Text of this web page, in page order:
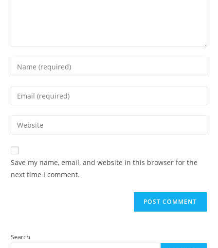
Enter
your
name
comment
Enter
your
email
address
comment
Enter
your
website
URL
(optional)
Save my name, email, and website in this browser for the
next time I comment.
Search